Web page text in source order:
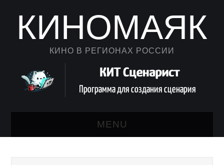
КИНОМАЯК
КИНО В РЕГИОНАХ РОССИИ
MENU